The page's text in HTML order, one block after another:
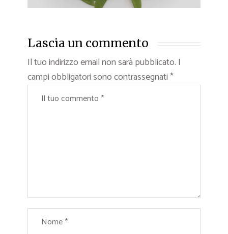
Lascia un commento
Il tuo indirizzo email non sarà pubblicato. I
campi obbligatori sono contrassegnati*